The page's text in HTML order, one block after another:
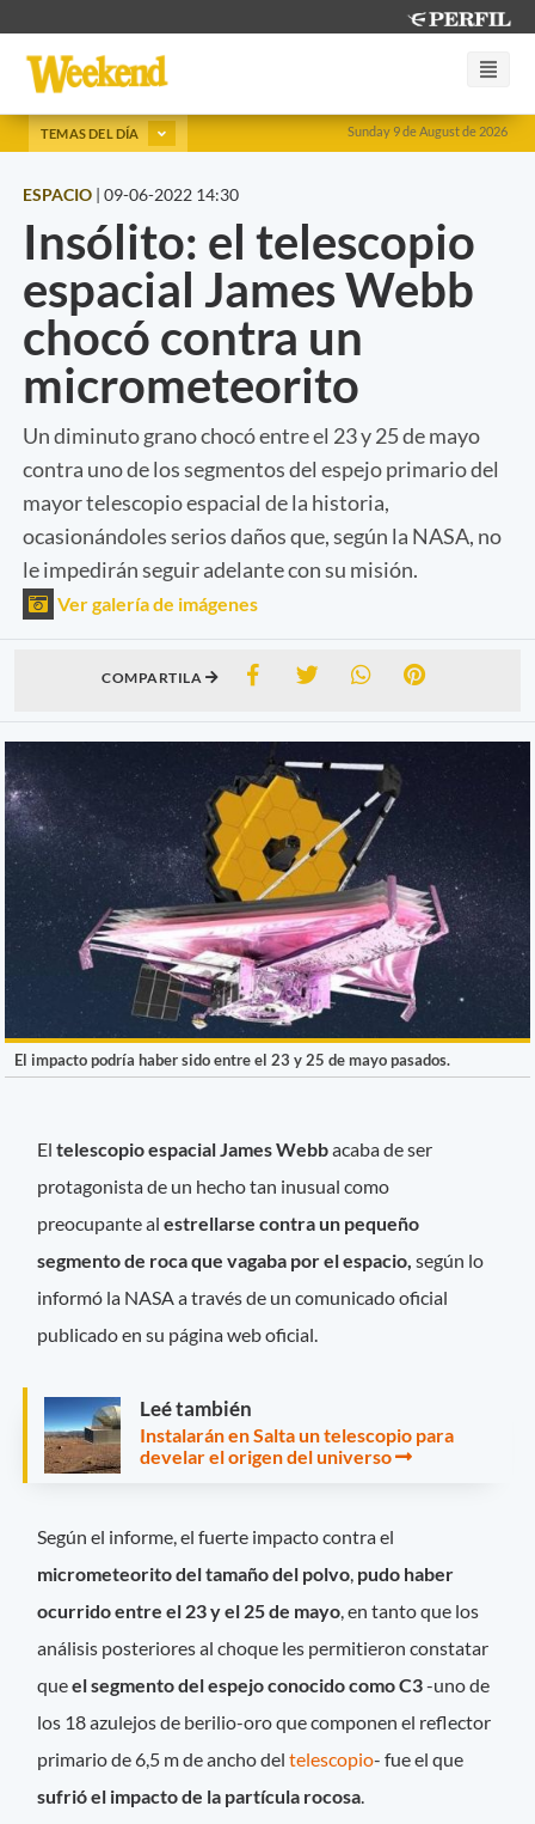
Sunday 9 de August de 2026
TEMAS DEL DÍA
ESPACIO | 09-06-2022 14:30
Insólito: el telescopio
espacial James Webb
chocó contra un
micrometeorito
Un diminuto grano chocó entre el 23 y 25 de mayo
contra uno de los segmentos del espejo primario del
mayor telescopio espacial de la historia,
ocasionándoles serios daños que, según la NASA, no
le impedirán seguir adelante con su misión.
Ver galería de imágenes
COMPARTILA
El impacto podría haber sido entre el 23 y 25 de mayo pasados.
Eltelescopio espacial James Webbacaba de ser
protagonista de un hecho tan inusual como
preocupante alestrellarse contra un pequeño
segmento de roca que vagaba por el espacio, según lo
informó la NASA a través de un comunicado oficial
publicado en su página web oficial.
Leé también
Instalarán en Salta un telescopio para
develar el origen del universo
Según el informe, el fuerte impacto contra el
micrometeorito del tamaño del polvo, pudo haber
ocurrido entre el 23 y el 25 de mayo, en tanto que los
análisis posteriores al choque les permitieron constatar
queel segmento del espejo conocido como C3-uno de
los 18 azulejos de berilio-oro que componen el reflector
primario de 6,5 m de ancho deltelescopio- fue el que
sufrió el impacto de la partícula rocosa.